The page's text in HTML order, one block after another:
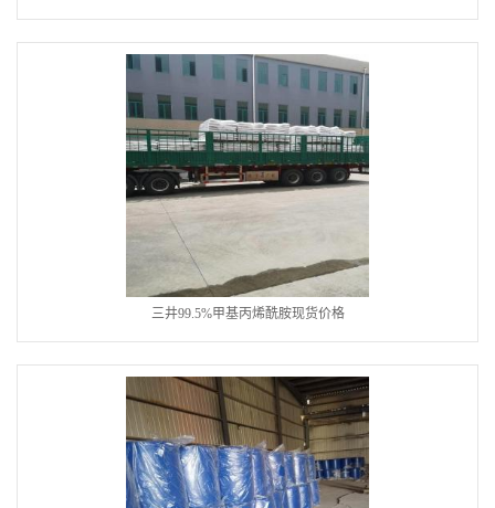
三井99.5%甲基丙烯酰胺现货价格